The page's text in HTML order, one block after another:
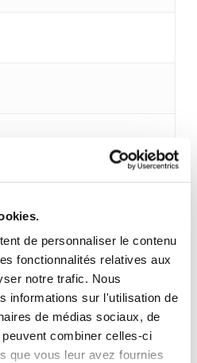
de personnaliser le contenu
fonctionnalités relatives aux
notre trafic. Nous
informations sur l'utilisation de
de médias sociaux, de
combiner celles-ci
que vous leur avez fournies
VOUS